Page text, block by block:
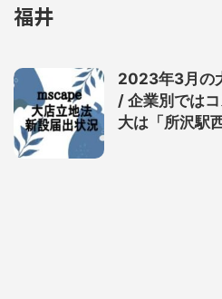
福井
2023年3月の
/ 企業別では
大は「所沢駅